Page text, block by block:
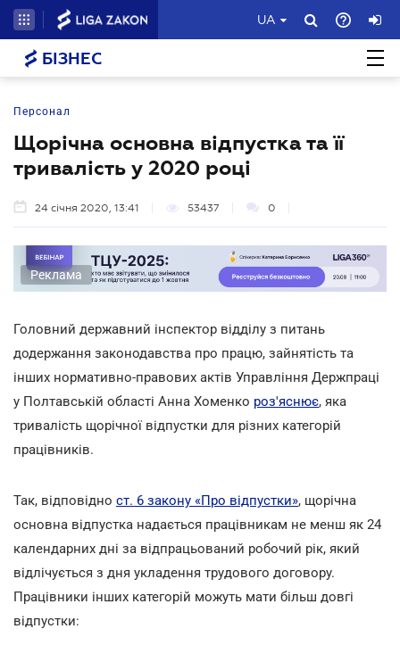
UA
БІЗНЕС
Персонал
Щорічна основна відпустка та її
тривалість у 2020 році
24 січня 2020, 13:41 53437 0
Реклама
Головний державний інспектор відділу з питань
додержання законодавства про працю, зайнятість та
інших нормативно-правових актів Управління Держпраці
у Полтавській області Анна Хоменко роз'яснює, яка
тривалість щорічної відпустки для різних категорій
працівників.
Так, відповідно ст. 6 закону «Про відпустки», щорічна
основна відпустка надається працівникам не менш як 24
календарних дні за відпрацьований робочий рік, який
відлічується з дня укладення трудового договору.
Працівники інших категорій можуть мати більш довгі
відпустки: